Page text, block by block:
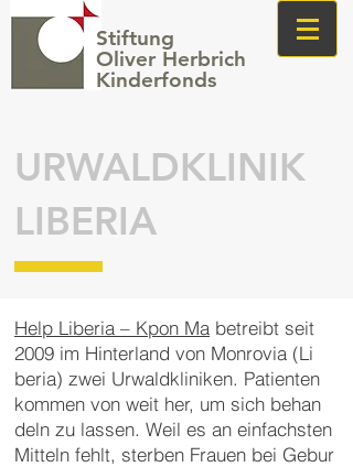
Stiftung
Oliver Herbrich
Kinderfonds
URWALDKLINIK
LIBERIA
Help Liberia – Kpon Ma betreibt seit
2009 im Hinterland von Monrovia (Li
beria) zwei Urwaldkliniken. Patienten
kommen von weit her, um sich behan
deln zu lassen. Weil es an einfachsten
Mitteln fehlt, sterben Frauen bei Gebur